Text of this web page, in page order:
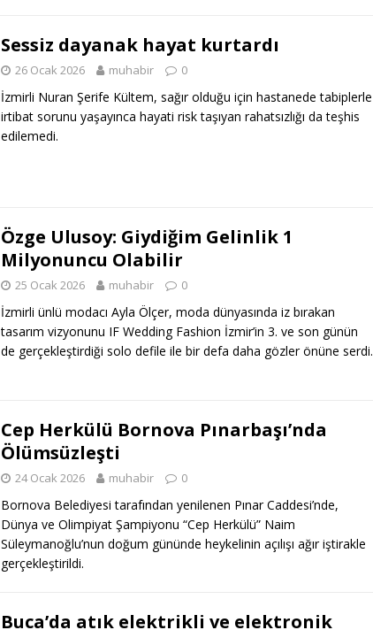
Sessiz dayanak hayat kurtardı
26 Ocak 2026 muhabir 0
İzmirli Nuran Şerife Kültem, sağır olduğu için hastanede tabiplerle
irtibat sorunu yaşayınca hayati risk taşıyan rahatsızlığı da teşhis
edilemedi.
Özge Ulusoy: Giydiğim Gelinlik 1
Milyonuncu Olabilir
25 Ocak 2026 muhabir 0
İzmirli ünlü modacı Ayla Ölçer, moda dünyasında iz bırakan
tasarım vizyonunu IF Wedding Fashion İzmir’in 3. ve son günün
de gerçekleştirdiği solo defile ile bir defa daha gözler önüne serdi.
Cep Herkülü Bornova Pınarbaşı’nda
Ölümsüzleşti
24 Ocak 2026 muhabir 0
Bornova Belediyesi tarafından yenilenen Pınar Caddesi’nde,
Dünya ve Olimpiyat Şampiyonu “Cep Herkülü” Naim
Süleymanoğlu’nun doğum gününde heykelinin açılışı ağır iştirakle
gerçekleştirildi.
Buca’da atık elektrikli ve elektronik